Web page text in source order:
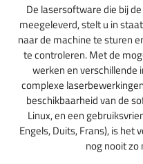
De lasersoftware die bij
meegeleverd, stelt u in
naar de machine te sturen
te controleren. Met de
werken en verschillende
complexe
beschikbaarheid van de
Linux, en een
Engels, Duits, Frans), is
nog nooit